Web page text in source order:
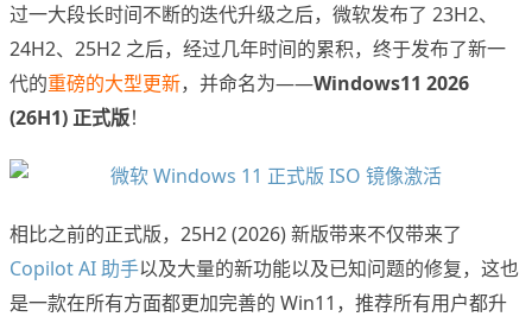
过一大段长时间不断的迭代升级之后，微软发布了 23H2、
24H2、25H2 之后，经过几年时间的累积，终于发布了新一
代的重磅的大型更新，并命名为——Windows11 2026
(26H1) 正式版！
相比之前的正式版，25H2 (2026) 新版带来不仅带来了
Copilot AI 助手以及大量的新功能以及已知问题的修复，这也
是一款在所有方面都更加完善的 Win11，推荐所有用户都升